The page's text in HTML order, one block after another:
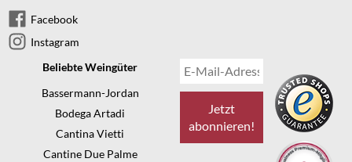
Facebook
Instagram
Beliebte Weingüter
Bassermann-Jordan
Bodega Artadi
Cantina Vietti
Cantine Due Palme